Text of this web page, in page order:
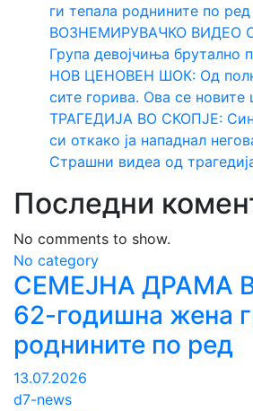
ги тепала роднините по ред
ВОЗНЕМИРУВАЧКО ВИДЕО
Група девојчиња брутално
НОВ ЦЕНОВЕН ШОК: Од
сите горива. Ова се новите
ТРАГЕДИЈА ВО СКОПЈЕ: Син
си откако ја нападнал
Страшни видеа од
Последни
No comments to show.
No category
СЕМЕЈНА ДРАМА
62-годишна жена
роднините по ред
13.07.2026
d7-news